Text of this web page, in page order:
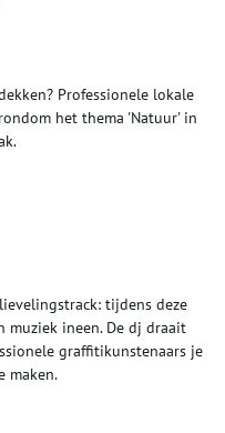
Professionele lokale
het thema 'Natuur' in
tijdens deze
muziek ineen. De dj draait
graffitikunstenaars je
maken.